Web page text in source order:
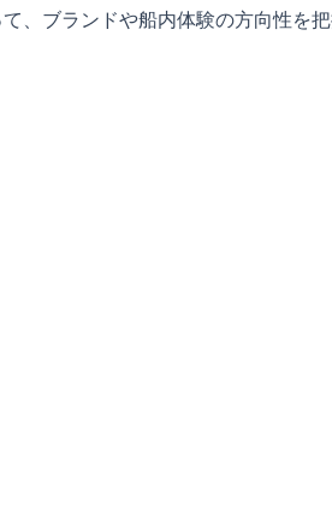
、ブランドや船内体験の方向性を把